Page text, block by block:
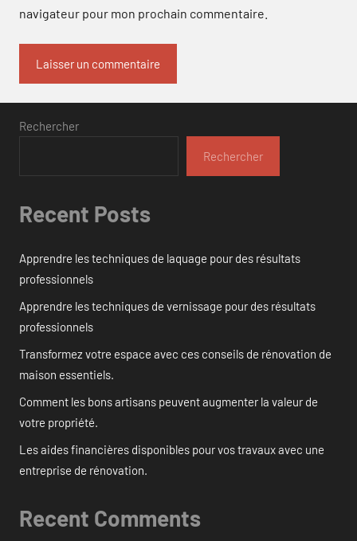
navigateur pour mon prochain commentaire.
Rechercher
Rechercher
Recent Posts
Apprendre les techniques de laquage pour des résultats
professionnels
Apprendre les techniques de vernissage pour des résultats
professionnels
Transformez votre espace avec ces conseils de rénovation de
maison essentiels.
Comment les bons artisans peuvent augmenter la valeur de
votre propriété.
Les aides financières disponibles pour vos travaux avec une
entreprise de rénovation.
Recent Comments